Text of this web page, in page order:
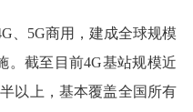
、5G商用，建成全球规模
。截至目前4G基站规模近
以上，基本覆盖全国所有